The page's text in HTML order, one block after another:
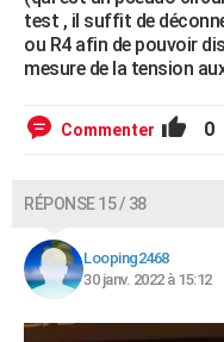
test , il suffit de
ou R4 afin de pouvoir
mesure de la tension
Commenter 0
RÉPONSE 15 / 38
Looping2468
30 janv. 2022 à 15:12